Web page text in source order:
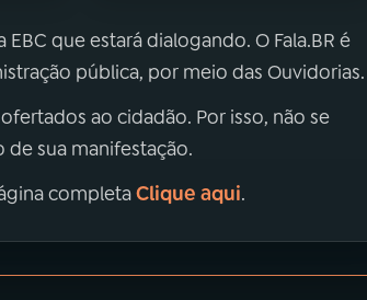
que estará dialogando. O Fala.BR é
pública, por meio das Ouvidorias.
ao cidadão. Por isso, não se
sua manifestação.
completaClique aqui.